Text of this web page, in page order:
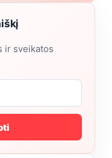
ir sveikatos